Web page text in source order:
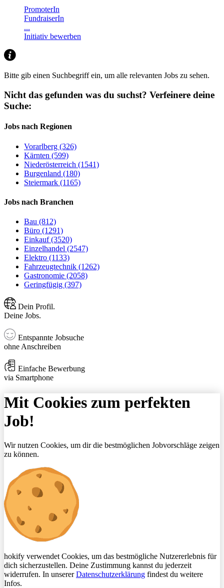
PromoterIn
FundraiserIn
...
Initiativ bewerben
Bitte gib einen Suchbegriff ein, um alle relevanten Jobs zu sehen.
Nicht das gefunden was du suchst? Verfeinere deine
Suche:
Jobs nach Regionen
Vorarlberg (326)
Kärnten (599)
Niederösterreich (1541)
Burgenland (180)
Steiermark (1165)
Jobs nach Branchen
Bau (812)
Büro (1291)
Einkauf (3520)
Einzelhandel (2547)
Elektro (1133)
Fahrzeugtechnik (1262)
Gastronomie (2058)
Geringfügig (397)
Dein Profil.
Deine Jobs.
Entspannte Jobsuche
ohne Anschreiben
Einfache Bewerbung
via Smartphone
Mit Cookies zum perfekten
Job!
Wir nutzen Cookies, um dir die bestmöglichen Jobvorschläge zeigen
zu können.
hokify verwendet Cookies, um das bestmögliche Nutzererlebnis für
dich sicherzustellen. Deine Zustimmung kannst du jederzeit
widerrufen. In unsererDatenschutzerklärung findest du weitere
Infos.